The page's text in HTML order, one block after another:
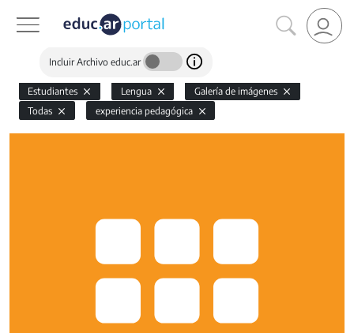
Incluir Archivo educ.ar
Estudiantes Lengua
Galería de imágenes
Todas
experiencia pedagógica